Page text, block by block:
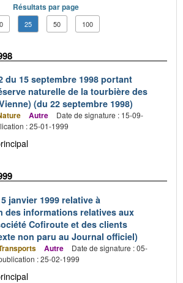
Résultats par page
25 50 100
du 15 septembre 1998 portant
naturelle de la tourbière des
(du 22 septembre 1998)
Autre
Date de signature : 15-09-
: 25-01-1999
janvier 1999 relative à
des informations relatives aux
Cofiroute et des clients
non paru au Journal officiel)
Autre
Date de signature : 05-
: 25-02-1999